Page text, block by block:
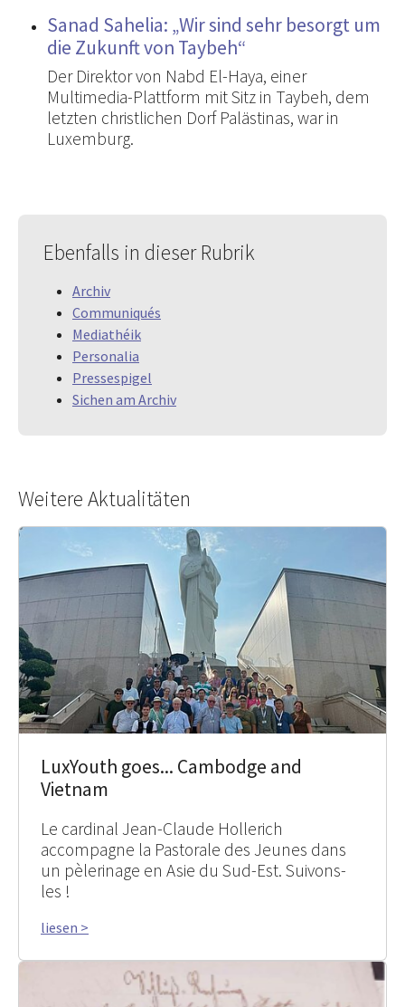
Sanad Sahelia: „Wir sind sehr besorgt um
die Zukunft von Taybeh“
Der Direktor von Nabd El-Haya, einer
Multimedia-Plattform mit Sitz in Taybeh, dem
letzten christlichen Dorf Palästinas, war in
Luxemburg.
Ebenfalls in dieser Rubrik
Archiv
Communiqués
Mediathéik
Personalia
Pressespigel
Sichen am Archiv
Weitere Aktualitäten
LuxYouth goes... Cambodge and
Vietnam
Le cardinal Jean-Claude Hollerich
accompagne la Pastorale des Jeunes dans
un pèlerinage en Asie du Sud-Est. Suivons-
les !
liesen >